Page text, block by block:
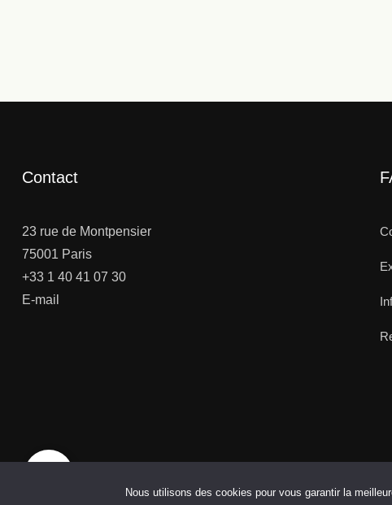
Contact
23 rue de Montpensier
75001 Paris
+33 1 40 41 07 30
E-mail
Nous utilisons des cookies pour vous garantir la